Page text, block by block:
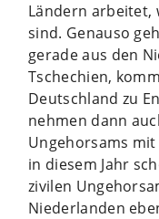
Ländern arbeitet,
sind. Genauso
gerade aus den
Tschechien,
Deutschland zu
nehmen dann
Ungehorsams
in diesem Jahr
zivilen
Niederlanden